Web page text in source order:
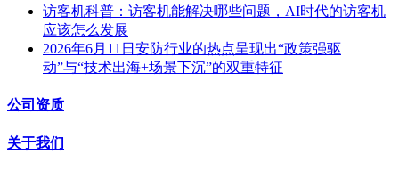
访客机科普：访客机能解决哪些问题，AI时代的访客机
应该怎么发展
2026年6月11日安防行业的热点呈现出“政策强驱
动”与“技术出海+场景下沉”的双重特征
公司资质
关于我们